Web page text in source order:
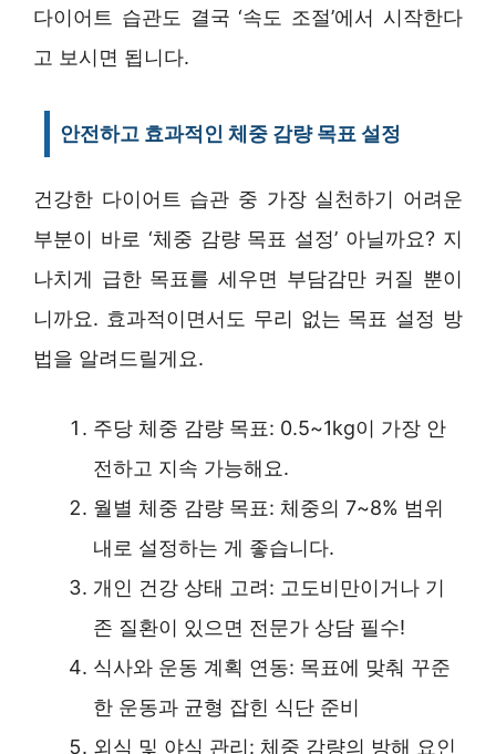
다이어트 습관도 결국 ‘속도 조절’에서 시작한다
고 보시면 됩니다.
안전하고 효과적인 체중 감량 목표 설정
건강한 다이어트 습관 중 가장 실천하기 어려운
부분이 바로 ‘체중 감량 목표 설정’ 아닐까요? 지
나치게 급한 목표를 세우면 부담감만 커질 뿐이
니까요. 효과적이면서도 무리 없는 목표 설정 방
법을 알려드릴게요.
주당 체중 감량 목표: 0.5~1kg이 가장 안
전하고 지속 가능해요.
월별 체중 감량 목표: 체중의 7~8% 범위
내로 설정하는 게 좋습니다.
개인 건강 상태 고려: 고도비만이거나 기
존 질환이 있으면 전문가 상담 필수!
식사와 운동 계획 연동: 목표에 맞춰 꾸준
한 운동과 균형 잡힌 식단 준비
외식 및 야식 관리: 체중 감량의 방해 요인